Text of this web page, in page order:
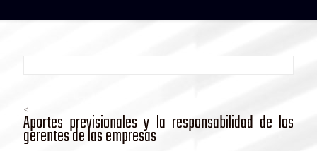
<
Aportes previsionales y la responsabilidad de los
gerentes de las empresas